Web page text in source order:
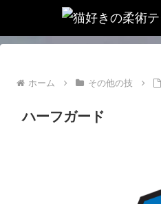
ホーム その他の技
ハーフガード